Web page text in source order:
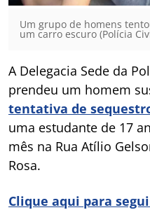
Um grupo de homens
um carro escuro (Polícia
A Delegacia Sede da
prendeu um homem
tentativa de
uma estudante de 17
mês na Rua Atílio
Rosa.
Clique aqui para